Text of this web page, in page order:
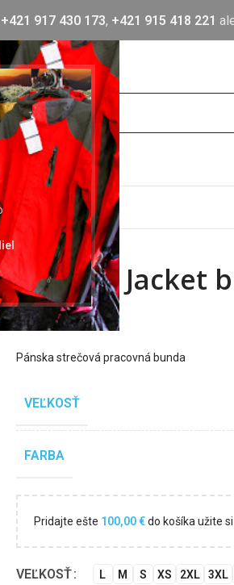
+421 917 430 173, +421 915 418 221
EREBOS Jacket
40,12€
Pánska strečová pracovná bunda
VEĽKOSŤ
FARBA
Pridajte ešte 100,00€do košíka užite
VEĽKOSŤ L M S XS 2XL 3XL